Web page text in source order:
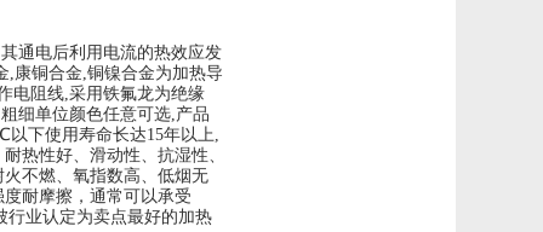
通电后利用电流的热效应发
,康铜合金,铜镍合金为加热导
电阻线,采用铁氟龙为绝缘
细单位颜色任意可选,产品
下使用寿命长达15年以上,
热性好、滑动性、抗湿性、
不燃、氧指数高、低烟无
耐摩擦，通常可以承受
行业认定为卖点最好的加热